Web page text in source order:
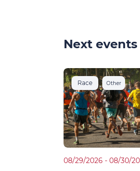
Next
Race Other
08/29/2026 - 08/30/